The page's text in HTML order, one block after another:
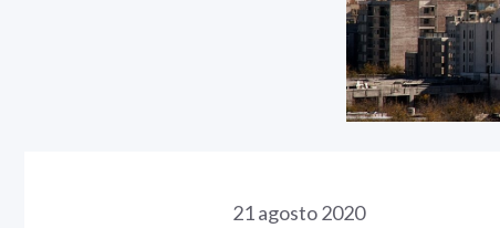
21 agosto 2020